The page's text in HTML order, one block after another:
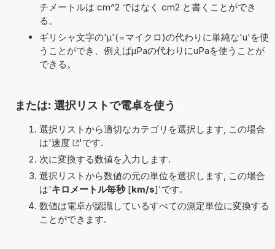
チメートルは cm^2 ではなく cm2 と書くことができ
る。
ギリシャ文字の'μ'(=マイクロ)の代わりに単純な'u'を使
うことができ、例えばµPaの代わりにuPaを使うことが
できる。
または: 選択リストで電卓を使う
選択リストから適切なカテゴリを選択します, この場合
は'速度
'です.
次に変換する数値を入力します.
選択リストから数値の元の単位を選択します, この場合
は'キロメートル毎秒[km/s]'です.
数値は電卓が認識しているすべての測定単位に変換する
ことができます.